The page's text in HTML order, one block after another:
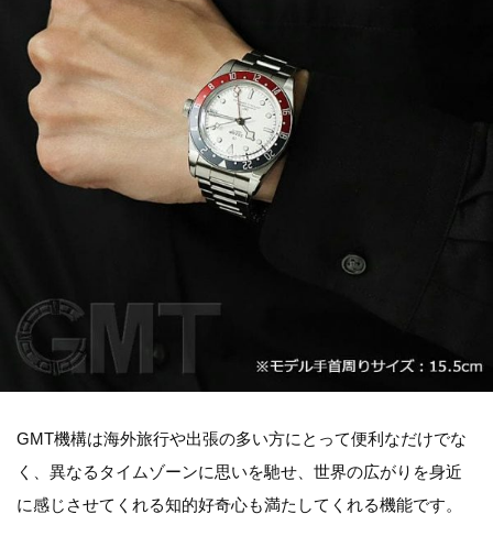
GMT機構は海外旅行や出張の多い方にとって便利なだけでな
く、異なるタイムゾーンに思いを馳せ、世界の広がりを身近
に感じさせてくれる知的好奇心も満たしてくれる機能です。